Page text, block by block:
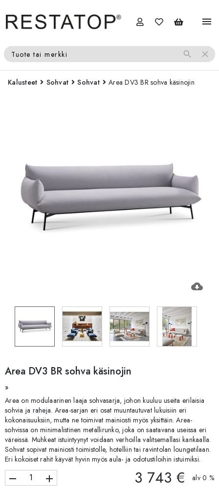
menu
Tuote tai merkki search close
Kalusteet Sohvat Sohvat Area DV3 BR sohva käsinojin
cloud_download
Area DV3 BR sohva käsinojin
»
Area on modulaarinen laaja sohvasarja, johon kuuluu useita erilaisia
sohvia ja raheja. Area-sarjan eri osat muuntautuvat lukuisiin eri
kokonaisuuksiin, mutta ne toimivat mainiosti myös yksittäin. Area-
sohvissa on minimalistinen metallirunko, joka on saatavana useissa eri
väreissä. Muhkeat istuintyynyt voidaan verhoilla valitsemallasi kankaalla.
Sohvat sopivat mainiosti toimistolle, hotelliin tai ravintolan loungetilaan.
Eri kokoiset rahit käyvät hyvin myös aula- ja odotustiloihin istuimiksi.
remove add 3 743 € alv 0 %